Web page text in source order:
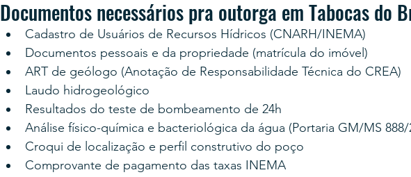
Documentos necessários pra outorga em Tabocas do
Cadastro de Usuários de Recursos Hídricos (CNARH/INEMA)
Documentos pessoais e da propriedade (matrícula do imóvel)
ART de geólogo (Anotação de Responsabilidade Técnica do CREA)
Laudo hidrogeológico
Resultados do teste de bombeamento de 24h
Análise físico-química e bacteriológica da água (Portaria GM/MS 888/
Croqui de localização e perfil construtivo do poço
Comprovante de pagamento das taxas INEMA